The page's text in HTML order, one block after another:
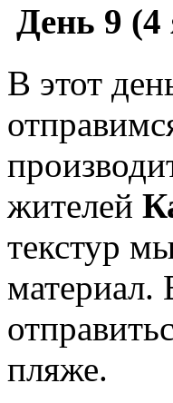
День 9 (4
В этот
жителей
текстур
материал.
пляже.